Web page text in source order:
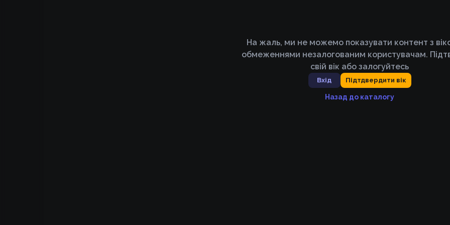
На жаль, ми не можемо показувати контент з
обмеженнями незалогованим користувачам.
свій вік або залогуйтесь
Вхід Підтдвердити вік
Назад до каталогу